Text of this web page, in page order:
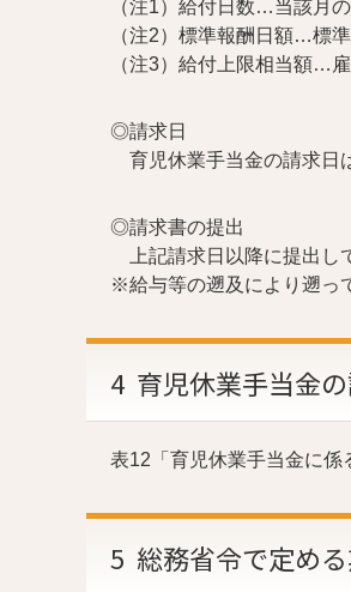
（注1）給付日数…当該月
（注2）標準報酬日額…標
（注3）給付上限相当額…
◎請求日
育児休業手当金の請求日
◎請求書の提出
上記請求日以降に提出し
※給与等の遡及により遡っ
4 育児休業手当金
表12「育児休業手当金に係
5 総務省令で定め